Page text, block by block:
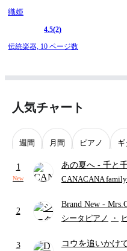
織姫
4.5(2)
伝統楽器, 10 ページ数
人気チャート
週間 月間 ピアノ ギ
1
New
あの夏へ - 千と
CANACANA family
2
Brand New -
APPLE
シータピアノ ・
3 コウを追いかけ